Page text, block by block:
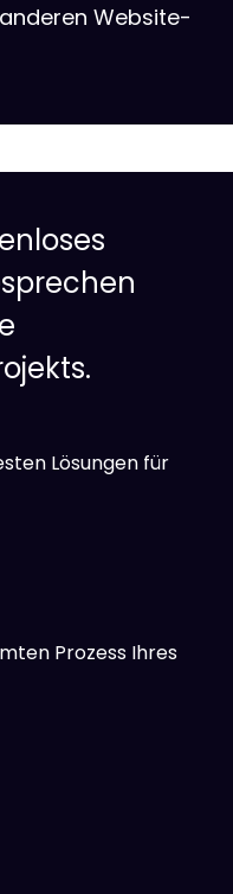
Website-
Lösungen für
Prozess Ihres